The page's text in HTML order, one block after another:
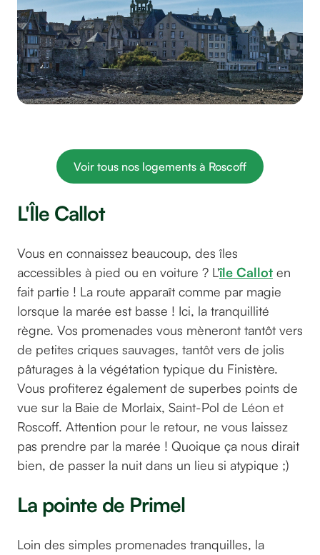
Voir tous nos logements à Roscoff
L'Île Callot
Vous en connaissez beaucoup, des îles
accessibles à pied ou en voiture ? L'île Callot en
fait partie ! La route apparaît comme par magie
lorsque la marée est basse ! Ici, la tranquillité
règne. Vos promenades vous mèneront tantôt vers
de petites criques sauvages, tantôt vers de jolis
pâturages à la végétation typique du Finistère.
Vous profiterez également de superbes points de
vue sur la Baie de Morlaix, Saint-Pol de Léon et
Roscoff. Attention pour le retour, ne vous laissez
pas prendre par la marée ! Quoique ça nous dirait
bien, de passer la nuit dans un lieu si atypique ;)
La pointe de Primel
Loin des simples promenades tranquilles, la